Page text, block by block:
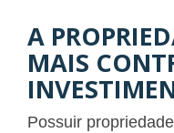
A
MAIS
Possuir